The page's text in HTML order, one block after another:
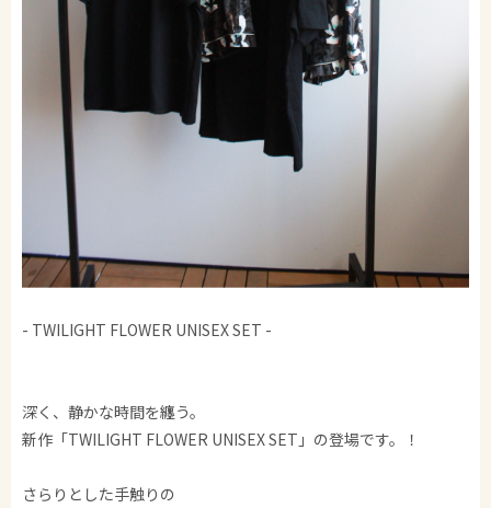
- TWILIGHT FLOWER UNISEX SET -
深く、静かな時間を纏う。
新作「TWILIGHT FLOWER UNISEX SET」の登場です。！
さらりとした手触りの